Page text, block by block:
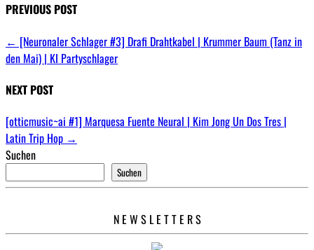
PREVIOUS POST
← [Neuronaler Schlager #3] Drafi Drahtkabel | Krummer Baum (Tanz in
den Mai) | KI Partyschlager
NEXT POST
[otticmusic~ai #1] Marquesa Fuente Neural | Kim Jong Un Dos Tres |
Latin Trip Hop →
Suchen
Suchen
N E W S L E T T E R S